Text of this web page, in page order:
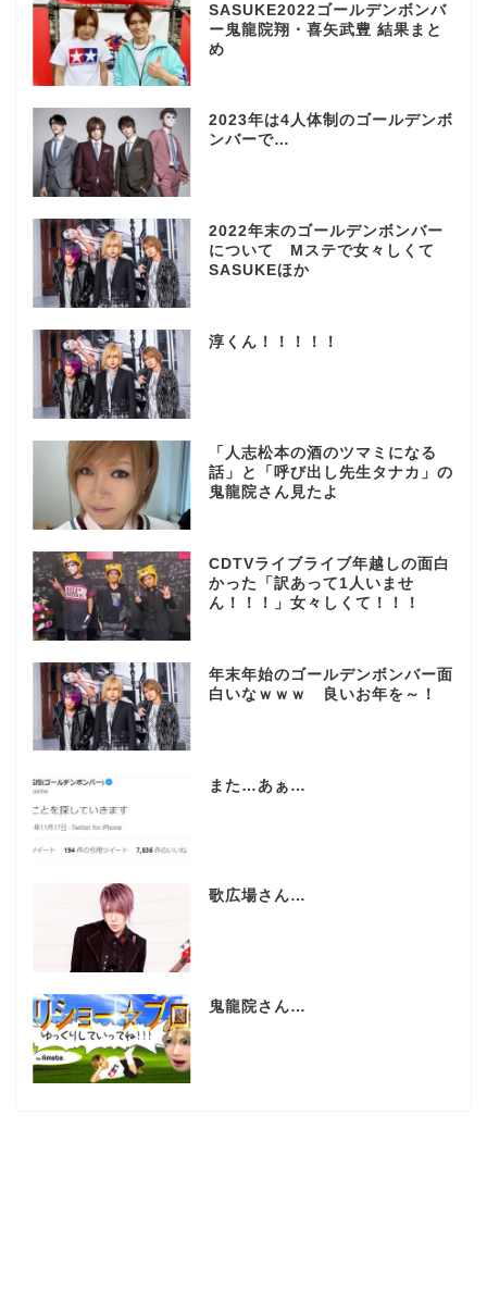
SASUKE2022ゴールデンボンバ
ー鬼龍院翔・喜矢武豊 結果まと
め
2023年は4人体制のゴールデンボ
ンバーで…
2022年末のゴールデンボンバー
について Mステで女々しくて
SASUKEほか
淳くん！！！！！
「人志松本の酒のツマミになる
話」と「呼び出し先生タナカ」の
鬼龍院さん見たよ
CDTVライブライブ年越しの面白
かった「訳あって1人いませ
ん！！！」女々しくて！！！
年末年始のゴールデンボンバー面
白いなｗｗｗ 良いお年を～！
また…あぁ…
歌広場さん…
鬼龍院さん…